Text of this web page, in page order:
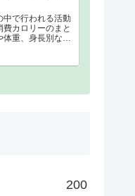
中で行われる活動
費カロリーのまと
体重、身長別な
リーまとめウォ
歩数別｜消費カロ
200